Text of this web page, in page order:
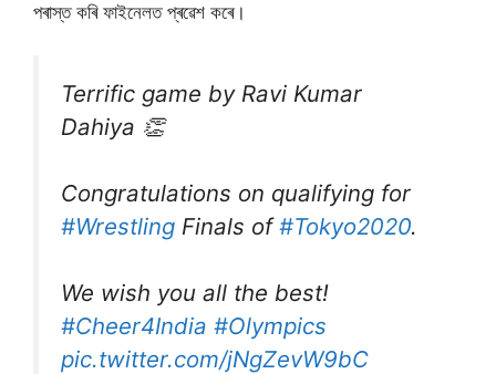
পৰাস্ত কৰি ফাইনেলত প্ৰৱেশ কৰে।
Terrific game by Ravi Kumar
Dahiya 👏
Congratulations on qualifying for
#Wrestling Finals of#Tokyo2020.
We wish you all the best!
#Cheer4India #Olympics
pic.twitter.com/jNgZevW9bC